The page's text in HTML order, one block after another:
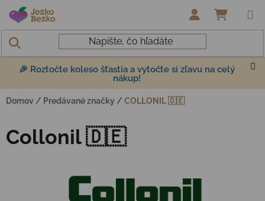
Prejsť na obsah
🎉 Roztočte koleso šťastia a vytočte si zľavu na celý
nákup!
Domov / Predávané značky / COLLONIL 🇩🇪
Collonil 🇩🇪